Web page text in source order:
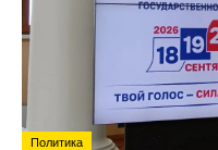
Политика